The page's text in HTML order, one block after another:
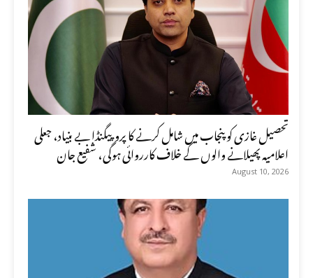
تحصیل غازی کو پنجاب میں شامل کرنے کا پروپیگنڈا بے بنیاد، جعلی
اعلامیہ پھیلانے والوں کے خلاف کارروائی ہوگی، شفیع جان
August 10, 2026